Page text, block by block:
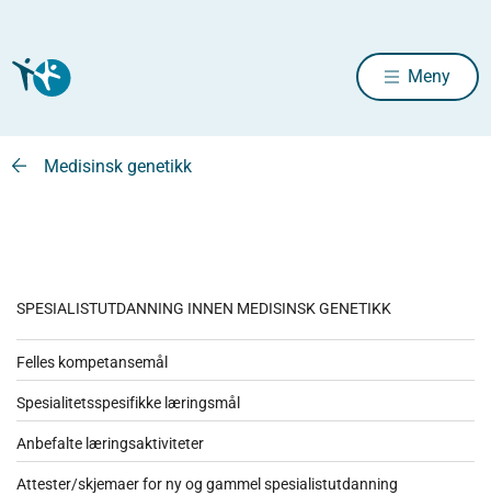
Meny
Medisinsk genetikk
SPESIALISTUTDANNING INNEN MEDISINSK GENETIKK
Felles kompetansemål
Spesialitetsspesifikke læringsmål
Anbefalte læringsaktiviteter
Attester/skjemaer for ny og gammel spesialistutdanning